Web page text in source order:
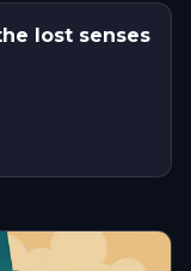
lost senses